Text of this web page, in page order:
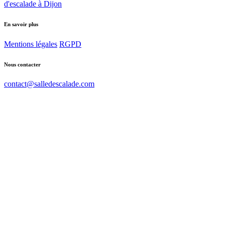
d'escalade à Dijon
En savoir plus
Mentions légales RGPD
Nous contacter
contact@salledescalade.com